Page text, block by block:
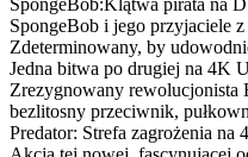
SpongeBob:Klątwa pirata na
SpongeBob i jego przyjaciele
Zdeterminowany, by
Jedna bitwa po drugiej na 4K
Zrezygnowany rewolucjonista
bezlitosny przeciwnik,
Predator: Strefa zagrożenia